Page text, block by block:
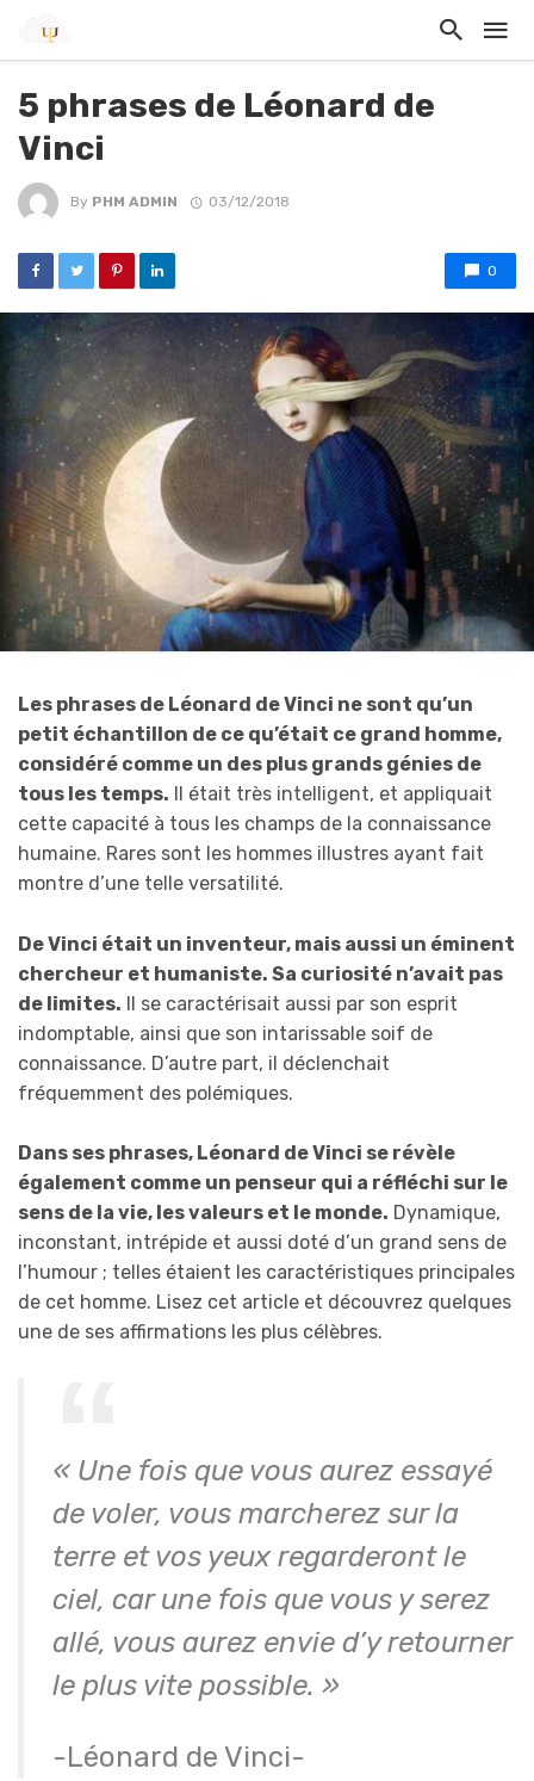
5 phrases de Léonard de
Vinci
By PHM ADMIN 03/12/2018
0
Les phrases de Léonard de Vinci ne sont qu’un
petit échantillon de ce qu’était ce grand homme,
considéré comme un des plus grands génies de
tous les temps. Il était très intelligent, et appliquait
cette capacité à tous les champs de la connaissance
humaine. Rares sont les hommes illustres ayant fait
montre d’une telle versatilité.
De Vinci était un inventeur, mais aussi un éminent
chercheur et humaniste. Sa curiosité n’avait pas
de limites. Il se caractérisait aussi par son esprit
indomptable, ainsi que son intarissable soif de
connaissance. D’autre part, il déclenchait
fréquemment des polémiques.
Dans ses phrases, Léonard de Vinci se révèle
également comme un penseur qui a réfléchi sur le
sens de la vie, les valeurs et le monde. Dynamique,
inconstant, intrépide et aussi doté d’un grand sens de
l’humour ; telles étaient les caractéristiques principales
de cet homme. Lisez cet article et découvrez quelques
une de ses affirmations les plus célèbres.
« Une fois que vous aurez essayé
de voler, vous marcherez sur la
terre et vos yeux regarderont le
ciel, car une fois que vous y serez
allé, vous aurez envie d’y retourner
le plus vite possible. »
-Léonard de Vinci-